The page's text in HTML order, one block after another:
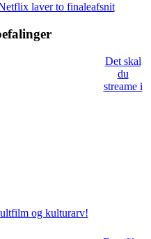
laver to finaleafsnit
Det skal
du
streame i
og kulturarv!